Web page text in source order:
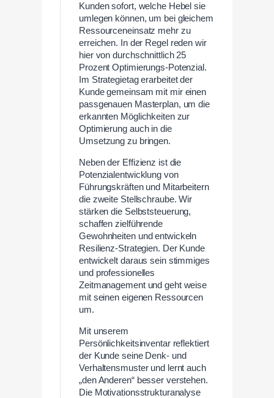
Kunden sofort, welche Hebel sie
umlegen können, um bei gleichem
Ressourceneinsatz mehr zu
erreichen. In der Regel reden wir
hier von durchschnittlich 25
Prozent Optimierungs-Potenzial.
Im Strategietag erarbeitet der
Kunde gemeinsam mit mir einen
passgenauen Masterplan, um die
erkannten Möglichkeiten zur
Optimierung auch in die
Umsetzung zu bringen.
Neben der Effizienz ist die
Potenzialentwicklung von
Führungskräften und Mitarbeitern
die zweite Stellschraube. Wir
stärken die Selbststeuerung,
schaffen zielführende
Gewohnheiten und entwickeln
Resilienz-Strategien. Der Kunde
entwickelt daraus sein stimmiges
und professionelles
Zeitmanagement und geht weise
mit seinen eigenen Ressourcen
um.
Mit unserem
Persönlichkeitsinventar reflektiert
der Kunde seine Denk- und
Verhaltensmuster und lernt auch
„den Anderen“ besser verstehen.
Die Motivationsstrukturanalyse